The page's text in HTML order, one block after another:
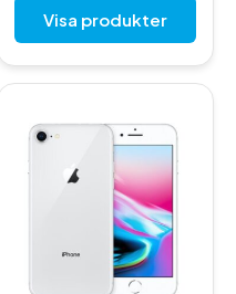
Visa produkter